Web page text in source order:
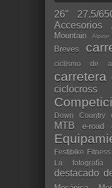
26" 27.5/
Accesorios
Mountain
Breves
ciclismo de
carretera
ciclocross
Down Country
MTB
e-road
Festibike Fitness
La
destacado